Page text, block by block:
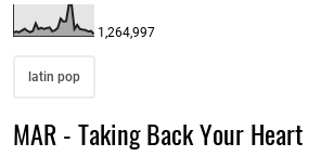
1,264,997
latin pop
MAR - Taking Back Your Heart